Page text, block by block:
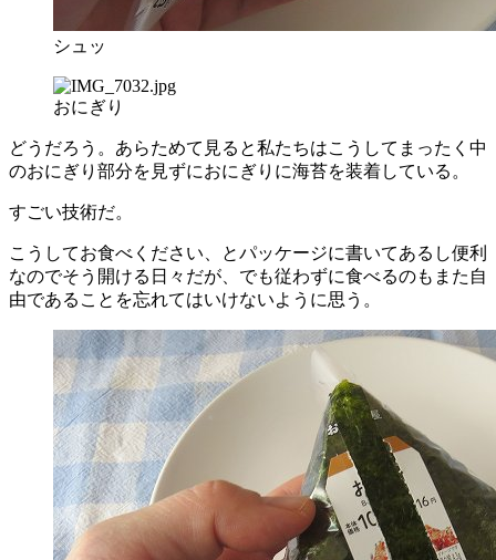
シュッ
おにぎり
どうだろう。あらためて見ると私たちはこうしてまったく中
のおにぎり部分を見ずにおにぎりに海苔を装着している。
すごい技術だ。
こうしてお食べください、とパッケージに書いてあるし便利
なのでそう開ける日々だが、でも従わずに食べるのもまた自
由であることを忘れてはいけないように思う。